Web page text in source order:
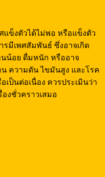
แข็งตัวได้ไม่พอ หรือแข็งตัว
มีเพศสัมพันธ์ ซึ่งอาจเกิด
นน้อย ดื่มหนัก หรืออาจ
น ความดัน ไขมันสูง และโรค
เป็นต่อเนื่อง ควรประเมินว่า
องชั่วคราวเสมอ